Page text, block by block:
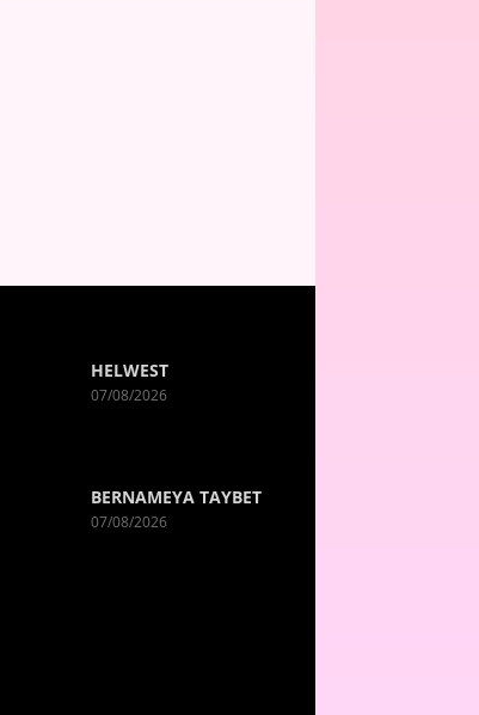
HELWEST
07/08/2026
BERNAMEYA TAYBET
07/08/2026